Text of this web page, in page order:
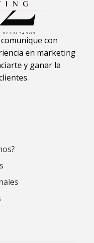
con
en marketing
y ganar la